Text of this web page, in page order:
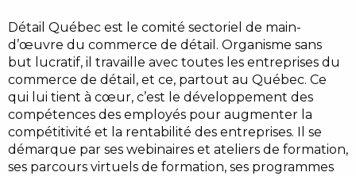
Détail Québec est le comité sectoriel de main-
d’œuvre du commerce de détail. Organisme sans
but lucratif, il travaille avec toutes les entreprises du
commerce de détail, et ce, partout au Québec. Ce
qui lui tient à cœur, c’est le développement des
compétences des employés pour augmenter la
compétitivité et la rentabilité des entreprises. Il se
démarque par ses webinaires et ateliers de formation,
ses parcours virtuels de formation, ses programmes